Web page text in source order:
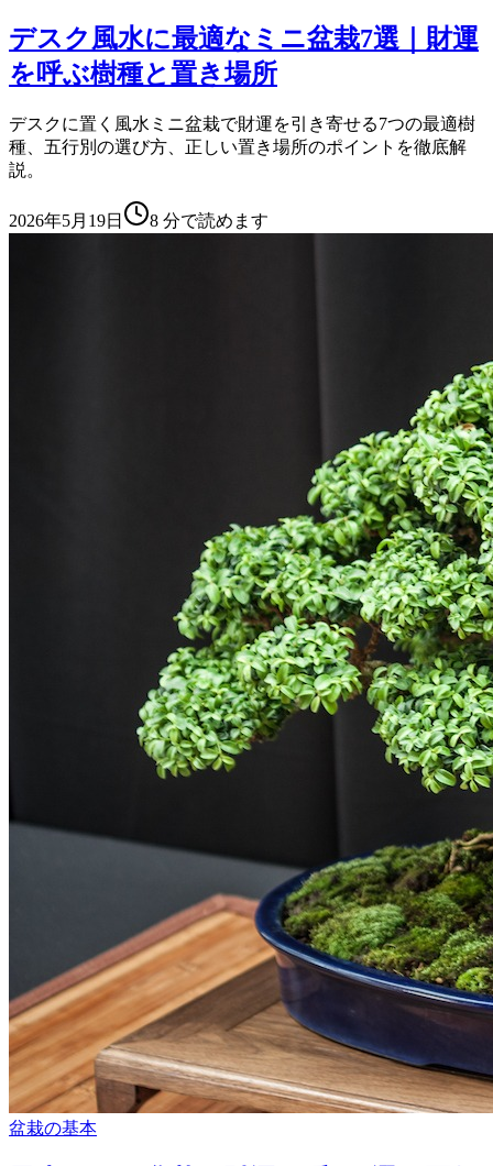
デスク風水に最適なミニ盆栽7選｜財運
を呼ぶ樹種と置き場所
デスクに置く風水ミニ盆栽で財運を引き寄せる7つの最適樹
種、五行別の選び方、正しい置き場所のポイントを徹底解
説。
2026年5月19日 8 分で読めます
盆栽の基本